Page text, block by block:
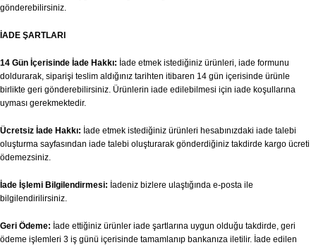
gönderebilirsiniz.
İADE ŞARTLARI
14 Gün İçerisinde İade Hakkı: İade etmek istediğiniz ürünleri, iade formunu
doldurarak, siparişi teslim aldığınız tarihten itibaren 14 gün içerisinde ürünle
birlikte geri gönderebilirsiniz. Ürünlerin iade edilebilmesi için iade koşullarına
uyması gerekmektedir.
Ücretsiz İade Hakkı: İade etmek istediğiniz ürünleri hesabınızdaki iade talebi
oluşturma sayfasından iade talebi oluşturarak gönderdiğiniz takdirde kargo ücreti
ödemezsiniz.
İade İşlemi Bilgilendirmesi: İadeniz bizlere ulaştığında e-posta ile
bilgilendirilirsiniz.
Geri Ödeme: İade ettiğiniz ürünler iade şartlarına uygun olduğu takdirde, geri
ödeme işlemleri 3 iş günü içerisinde tamamlanıp bankanıza iletilir. İade edilen